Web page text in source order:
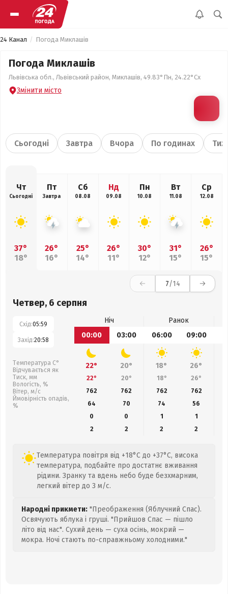
24 Канал Погода Миклашів
Погода Миклашів
Львівська обл., Львівський район, Миклашів, 49.83°Пн, 24.22°Сх
Змінити місто
Сьогодні Завтра Вчора По годинах
Чт
Сьогодні
37°
18°
Пт
Завтра
26°
16°
Сб
08.08
25°
14°
Нд
09.08
26°
11°
Пн
10.08
30°
12°
Вт
11.08
31°
15°
Ср
12.08
26°
15°
7/14
Четвер, 6 серпня
Схід:05:59
Захід:20:58
Температура С°
Відчувається як
Тиск, мм
Вологість, %
Вітер, м/с
Ймовірність опадів,
%
Ніч
Ранок
00:00
03:00 06:00 09:00
22° 20° 18° 26°
22° 20° 18° 26°
762
762 762 762
64
70 74
56
0
0 1
1
2
2 2 2
Температура повітря від +18°C до +37°C, висока
температура, подбайте про достатнє вживання
рідини. Зранку та вдень небо буде безхмарним,
легкий вітер до 3 м/с.
Народні прикмети: "Преображення (Яблучний Спас).
Освячують яблука і груші. "Прийшов Спас — пішло
літо від нас". Сухий день — суха осінь, мокрий —
мокра. Ночі стають по-справжньому холодними."